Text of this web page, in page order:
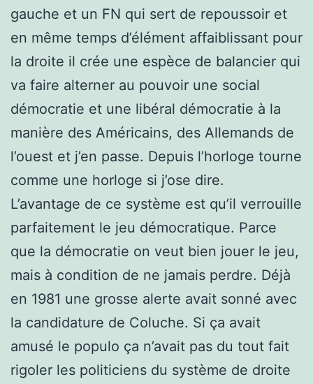
gauche et un FN qui sert de repoussoir et
en même temps d’élément affaiblissant pour
la droite il crée une espèce de balancier qui
va faire alterner au pouvoir une social
démocratie et une libéral démocratie à la
manière des Américains, des Allemands de
l’ouest et j’en passe. Depuis l’horloge tourne
comme une horloge si j’ose dire.
L’avantage de ce système est qu’il verrouille
parfaitement le jeu démocratique. Parce
que la démocratie on veut bien jouer le jeu,
mais à condition de ne jamais perdre. Déjà
en 1981 une grosse alerte avait sonné avec
la candidature de Coluche. Si ça avait
amusé le populo ça n’avait pas du tout fait
rigoler les politiciens du système de droite